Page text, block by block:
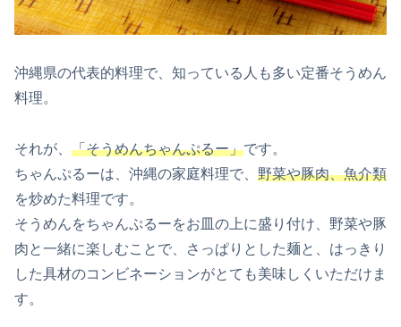
沖縄県の代表的料理で、知っている人も多い定番そうめん
料理。
それが、 「そうめんちゃんぷるー」です。
ちゃんぷるーは、沖縄の家庭料理で、 野菜や豚肉、魚介類
を炒めた料理です。
そうめんをちゃんぷるーをお皿の上に盛り付け、野菜や豚
肉と一緒に楽しむことで、さっぱりとした麺と、はっきり
した具材のコンビネーションがとても美味しくいただけま
す。